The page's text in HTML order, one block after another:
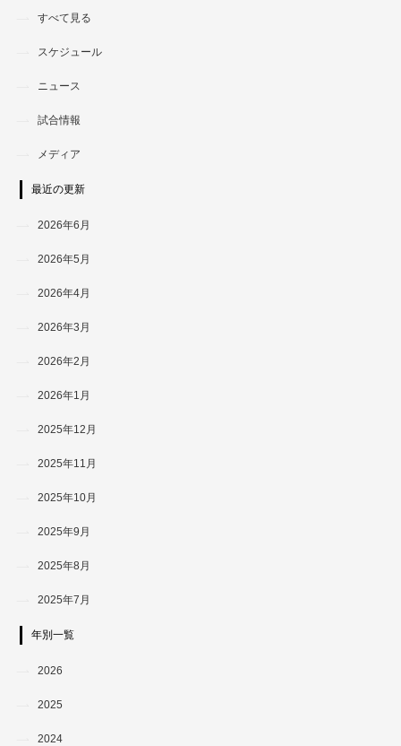
すべて見る
スケジュール
ニュース
試合情報
メディア
最近の更新
2026年6月
2026年5月
2026年4月
2026年3月
2026年2月
2026年1月
2025年12月
2025年11月
2025年10月
2025年9月
2025年8月
2025年7月
年別一覧
2026
2025
2024